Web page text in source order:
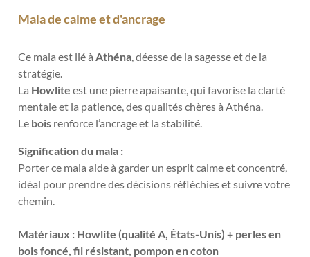
Mala de calme et d'ancrage
Ce mala est lié à Athéna , déesse de la sagesse et de la
stratégie.
La Howlite est une pierre apaisante, qui favorise la clarté
mentale et la patience, des qualités chères à Athéna.
Le bois renforce l’ancrage et la stabilité.
Signification du mala :
Porter ce mala aide à garder un esprit calme et concentré,
idéal pour prendre des décisions réfléchies et suivre votre
chemin.
Matériaux : Howlite (qualité A, États-Unis) + perles en
bois foncé, fil résistant, pompon en coton